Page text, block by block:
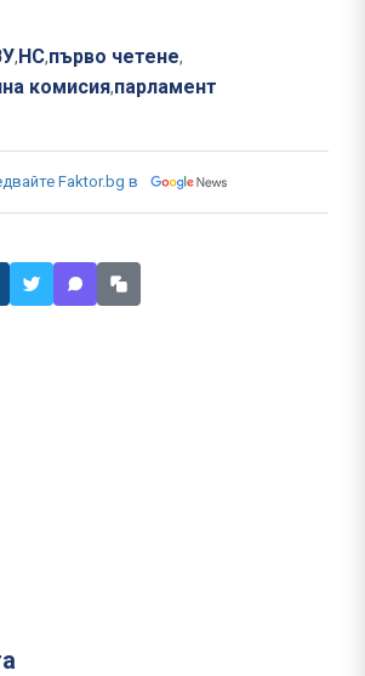
, НС,първо четене,
комисия,парламент
Faktor.bg в